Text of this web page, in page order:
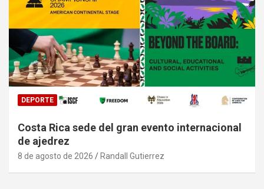
DEPORTE
Costa Rica sede del gran evento internacional
de ajedrez
8 de agosto de 2026 Randall Gutierrez